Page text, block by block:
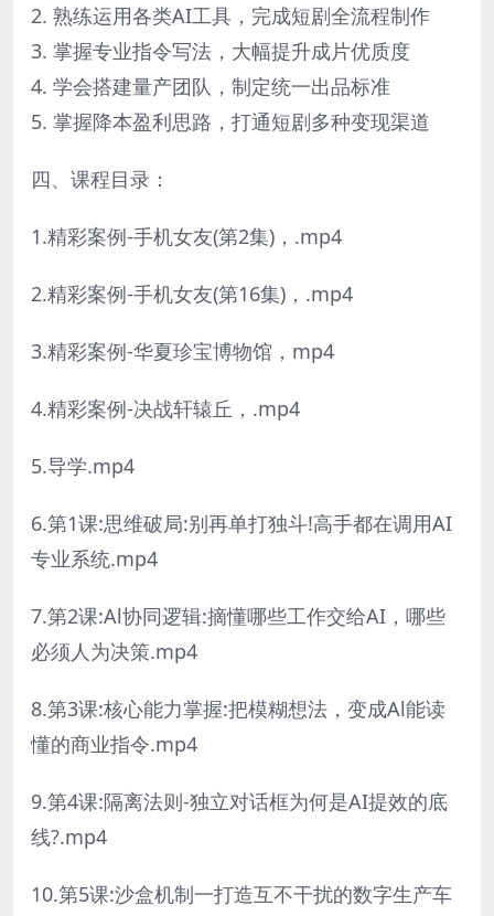
2. 熟练运用各类AI工具，完成短剧全流程制作
3. 掌握专业指令写法，大幅提升成片优质度
4. 学会搭建量产团队，制定统一出品标准
5. 掌握降本盈利思路，打通短剧多种变现渠道
四、课程目录：
1.精彩案例-手机女友(第2集)，.mp4
2.精彩案例-手机女友(第16集)，.mp4
3.精彩案例-华夏珍宝博物馆，mp4
4.精彩案例-决战轩辕丘，.mp4
5.导学.mp4
6.第1课:思维破局:别再单打独斗!高手都在调用AI
专业系统.mp4
7.第2课:Al协同逻辑:摘懂哪些工作交给AI，哪些
必须人为决策.mp4
8.第3课:核心能力掌握:把模糊想法，变成Al能读
懂的商业指令.mp4
9.第4课:隔离法则-独立对话框为何是AI提效的底
线?.mp4
10.第5课:沙盒机制一打造互不干扰的数字生产车